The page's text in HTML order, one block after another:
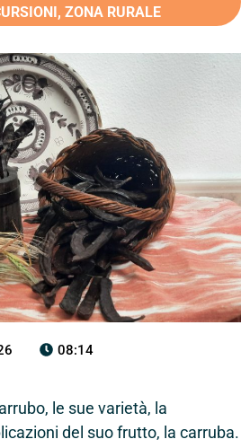
, ZONA RURALE
08:14
le sue varietà, la
del suo frutto, la carruba.